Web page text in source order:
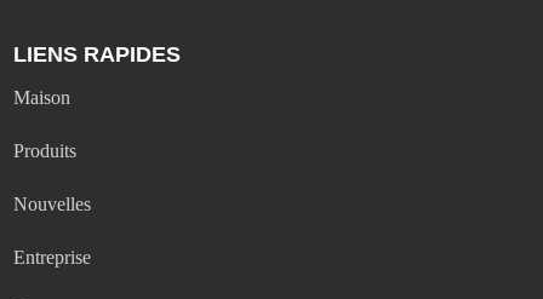
LIENS RAPIDES
Maison
Produits
Nouvelles
Entreprise